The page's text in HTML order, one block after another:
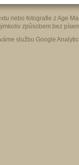
nebo fotografie z Age
způsobem bez
službu Google